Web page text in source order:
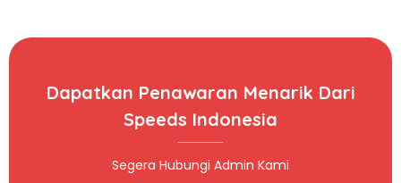
Dapatkan Penawaran Menarik Dari
Speeds Indonesia
Segera Hubungi Admin Kami